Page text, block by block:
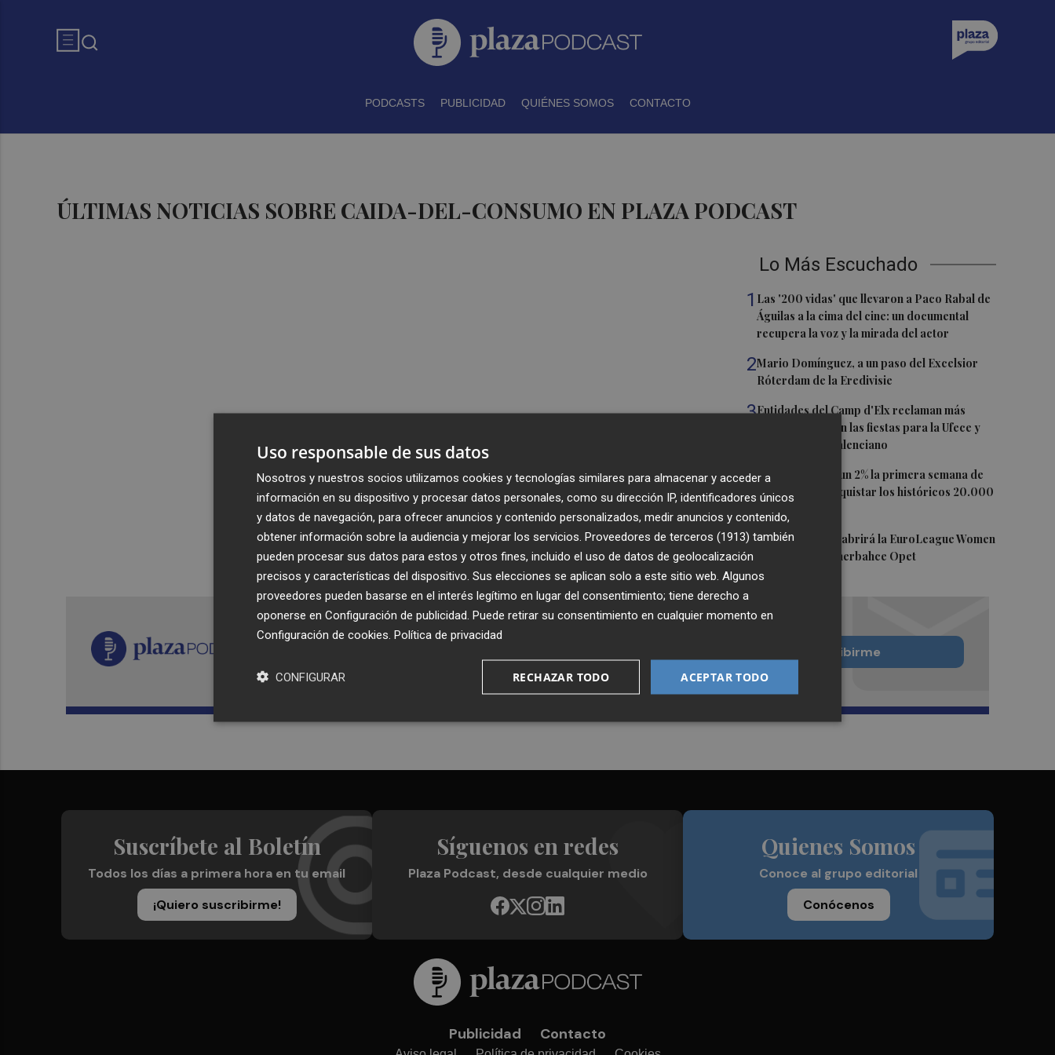
PODCASTS PUBLICIDAD QUIÉNES SOMOS CONTACTO
ÚLTIMAS NOTICIAS SOBRE CAIDA-DEL-CONSUMO EN PLAZA PODCAST
Lo Más Escuchado
1 Las '200 vidas' que llevaron a Paco Rabal de
Águilas a la cima del cine: un documental
recupera la voz y la mirada del actor
2Mario Domínguez, a un paso del Excelsior
Róterdam de la Eredivisie
3Entidades del Camp d'Elx reclaman más
protagonismo en las fiestas para la Ufece y
conciertos en valenciano
4El Ibex 35 sube un 2% la primera semana de
agosto tras conquistar los históricos 20.000
puntos
5Valencia Basket abrirá la EuroLeague Women
en casa ante Fenerbahce Opet
Recibe toda la actualidad de
Plaza Podcast en tu correo
Quiero suscribirme
Suscríbete al Boletín
Todos los días a primera hora en tu email
¡Quiero suscribirme!
Síguenos en redes
Plaza Podcast, desde cualquier medio
Quienes Somos
Conoce al grupo editorial
Conócenos
Publicidad Contacto
Uso responsable de sus datos
Nosotros y nuestros socios utilizamos cookies y tecnologías similares para almacenar y acceder a
información en su dispositivo y procesar datos personales, como su dirección IP, identificadores únicos
y datos de navegación, para ofrecer anuncios y contenido personalizados, medir anuncios y contenido,
obtener información sobre la audiencia y mejorar los servicios. Proveedores de terceros (1913) también
pueden procesar sus datos para estos y otros fines, incluido el uso de datos de geolocalización
precisos y características del dispositivo. Sus elecciones se aplican solo a este sitio web. Algunos
proveedores pueden basarse en el interés legítimo en lugar del consentimiento; tiene derecho a
oponerse en Configuración de publicidad . Puede retirar su consentimiento en cualquier momento en
Configuración de cookies Política de privacidad
ACEPTAR TODO
RECHAZAR TODO
CONFIGURAR